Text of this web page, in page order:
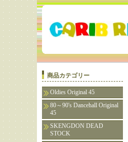
商品カテゴリー
Oldies Original 45
80～90's Dancehall Original
45
SKENGDON DEAD
STOCK